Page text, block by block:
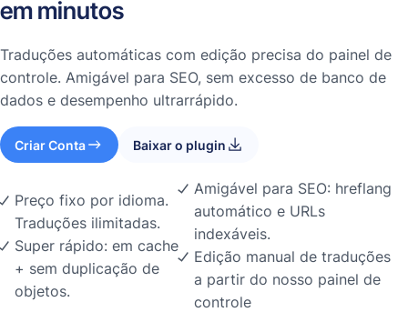
em minutos
Traduções automáticas com edição precisa do painel de
controle. Amigável para SEO, sem excesso de banco de
dados e desempenho ultrarrápido.
Criar Conta Baixar o plugin
Preço fixo por idioma.
Traduções ilimitadas.
Super rápido: em cache
+ sem duplicação de
objetos.
Amigável para SEO: hreflang
automático e URLs
indexáveis.
Edição manual de traduções
a partir do nosso painel de
controle